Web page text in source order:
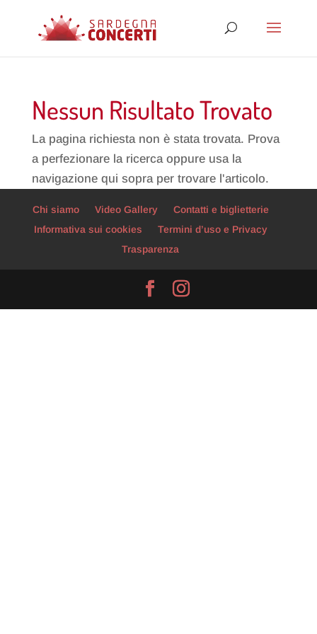
Nessun Risultato Trovato
La pagina richiesta non è stata trovata. Prova
a perfezionare la ricerca oppure usa la
navigazione qui sopra per trovare l'articolo.
Chi siamo Video Gallery
Contatti e biglietterie
Informativa sui cookies
Termini d’uso e Privacy
Trasparenza